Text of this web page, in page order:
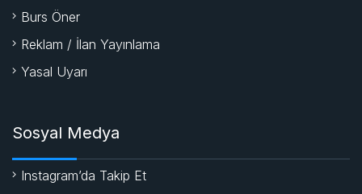
Burs Öner
Reklam / İlan Yayınlama
Yasal Uyarı
Sosyal Medya
Instagram’da Takip Et